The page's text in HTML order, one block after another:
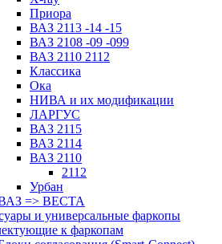
Приора
ВАЗ 2113 -14 -15
ВАЗ 2108 -09 -099
ВАЗ 2110 2112
Классика
Ока
НИВА и их модификации
ЛАРГУС
ВАЗ 2115
ВАЗ 2114
ВАЗ 2110
2112
Урбан
=> ВЕСТА
и универсальные фаркопы
к фаркопам